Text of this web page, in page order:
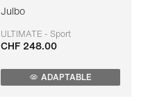
Julbo
ULTIMATE - Sport
Adaptable
CHF 248.00
ADAPTABLE